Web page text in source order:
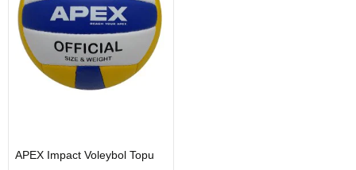
GÖNDERİ
APEX Impact Voleybol Topu